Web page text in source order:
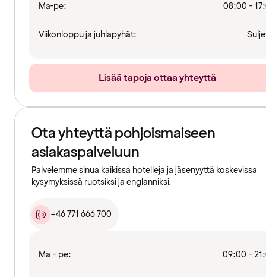
Ma-pe: 08:00 -
Viikonloppu ja juhlapyhät:
Lisää tapoja ottaa yhteyttä
Ota yhteyttä pohjoismaiseen
asiakaspalveluun
Palvelemme sinua kaikissa hotelleja ja jäsenyyttä koskevissa
kysymyksissä ruotsiksi ja englanniksi.
+46 771 666 700
Ma - pe: 09:00 -